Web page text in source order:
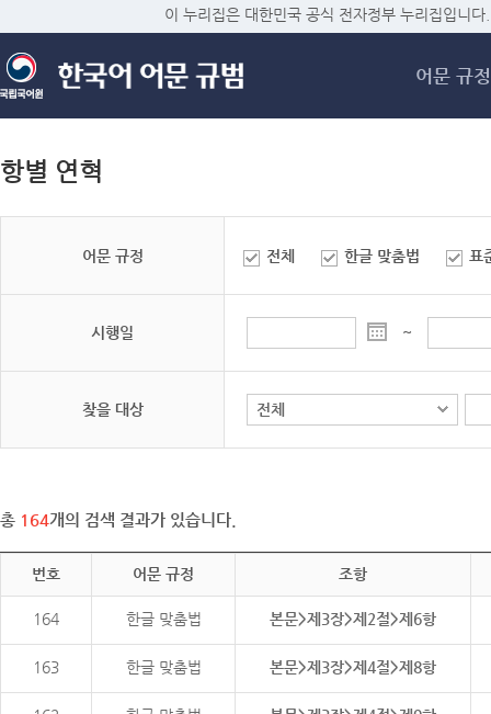
메
이 누리집은 대한민국 공식 전자정부 누리집입니다.
어문 규정
항별 연혁
어문 규정 전체 한글 맞춤법 표
시행일 ~
찾을 대상
총 164개의 검색 결과가 있습니다.
번호 어문 규정 조항
164 한글 맞춤법 본문>제3장>제2절>제6항
163 한글 맞춤법 본문>제3장>제4절>제8항